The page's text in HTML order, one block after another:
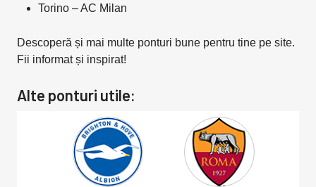
Torino – AC Milan
Descoperă și mai multe ponturi bune pentru tine pe site.
Fii informat și inspirat!
Alte ponturi utile: